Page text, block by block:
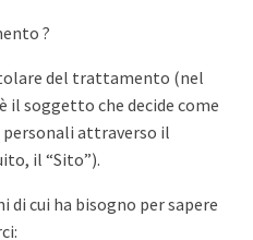
?
del trattamento (nel
il soggetto che decide come
attraverso il
il “Sito”).
cui ha bisogno per sapere